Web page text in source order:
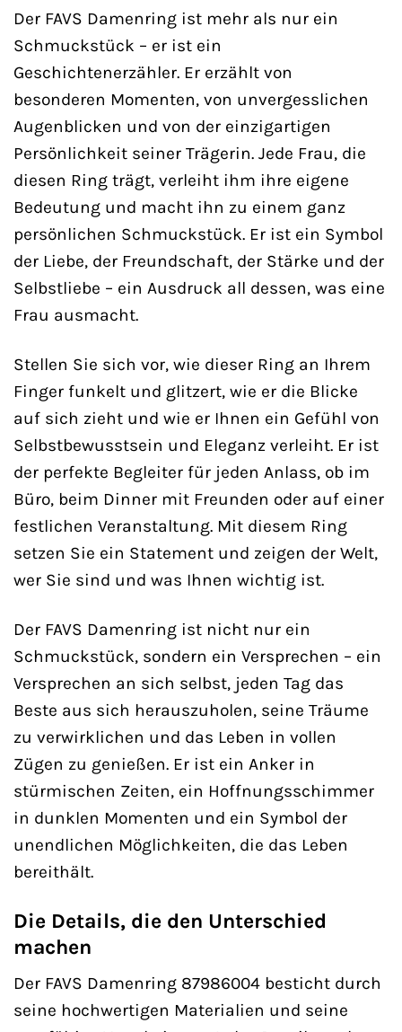
Der FAVS Damenring ist mehr als nur ein
Schmuckstück – er ist ein
Geschichtenerzähler. Er erzählt von
besonderen Momenten, von unvergesslichen
Augenblicken und von der einzigartigen
Persönlichkeit seiner Trägerin. Jede Frau, die
diesen Ring trägt, verleiht ihm ihre eigene
Bedeutung und macht ihn zu einem ganz
persönlichen Schmuckstück. Er ist ein Symbol
der Liebe, der Freundschaft, der Stärke und der
Selbstliebe – ein Ausdruck all dessen, was eine
Frau ausmacht.
Stellen Sie sich vor, wie dieser Ring an Ihrem
Finger funkelt und glitzert, wie er die Blicke
auf sich zieht und wie er Ihnen ein Gefühl von
Selbstbewusstsein und Eleganz verleiht. Er ist
der perfekte Begleiter für jeden Anlass, ob im
Büro, beim Dinner mit Freunden oder auf einer
festlichen Veranstaltung. Mit diesem Ring
setzen Sie ein Statement und zeigen der Welt,
wer Sie sind und was Ihnen wichtig ist.
Der FAVS Damenring ist nicht nur ein
Schmuckstück, sondern ein Versprechen – ein
Versprechen an sich selbst, jeden Tag das
Beste aus sich herauszuholen, seine Träume
zu verwirklichen und das Leben in vollen
Zügen zu genießen. Er ist ein Anker in
stürmischen Zeiten, ein Hoffnungsschimmer
in dunklen Momenten und ein Symbol der
unendlichen Möglichkeiten, die das Leben
bereithält.
Die Details, die den Unterschied
machen
Der FAVS Damenring 87986004 besticht durch
seine hochwertigen Materialien und seine